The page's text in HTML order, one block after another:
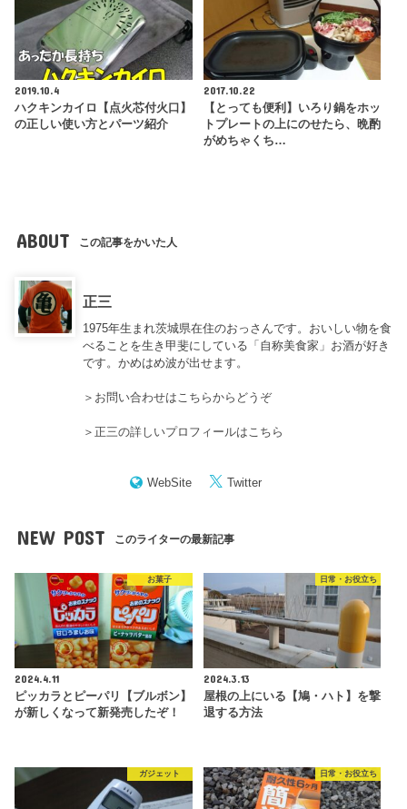
2019.10.4
ハクキンカイロ【点火芯付火口】
の正しい使い方とパーツ紹介
2017.10.22
【とっても便利】いろり鍋をホッ
トプレートの上にのせたら、晩酌
がめちゃくち…
ABOUT この記事をかいた人
正三
1975年生まれ茨城県在住のおっさんです。おいしい物を食
べることを生き甲斐にしている「自称美食家」お酒が好き
です。かめはめ波が出せます。
＞ お問い合わせはこちらからどうぞ
＞正三の詳しいプロフィールはこちら
WebSite Twitter
NEW POST このライターの最新記事
お菓子
2024.4.11
ピッカラとピーパリ【ブルボン】
が新しくなって新発売したぞ！
日常・お役立ち
2024.3.13
屋根の上にいる【鳩・ハト】を撃
退する方法
ガジェット 日常・お役立ち